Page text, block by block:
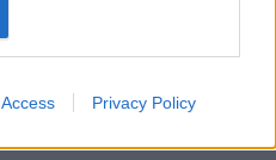
Privacy Policy
és szervírozni? :)